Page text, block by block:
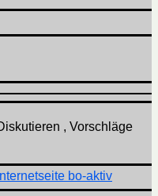
, Vorschläge